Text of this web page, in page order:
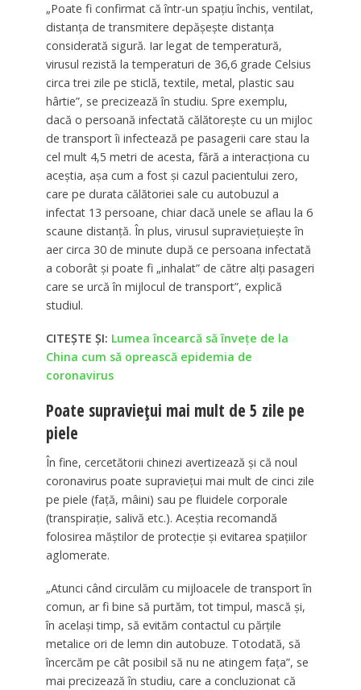
„Poate fi confirmat că într-un spaţiu închis, ventilat,
distanţa de transmitere depăşeşte distanţa
considerată sigură. Iar legat de temperatură,
virusul rezistă la temperaturi de 36,6 grade Celsius
circa trei zile pe sticlă, textile, metal, plastic sau
hârtie”, se precizează în studiu. Spre exemplu,
dacă o persoană infectată călătoreşte cu un mijloc
de transport îi infectează pe pasagerii care stau la
cel mult 4,5 metri de acesta, fără a interacţiona cu
aceştia, aşa cum a fost şi cazul pacientului zero,
care pe durata călătoriei sale cu autobuzul a
infectat 13 persoane, chiar dacă unele se aflau la 6
scaune distanţă. În plus, virusul supravieţuieşte în
aer circa 30 de minute după ce persoana infectată
a coborât şi poate fi „inhalat” de către alţi pasageri
care se urcă în mijlocul de transport”, explică
studiul.
CITEȘTE ȘI: Lumea încearcă să învețe de la
China cum să oprească epidemia de
coronavirus
Poate supraviețui mai mult de 5 zile pe
piele
În fine, cercetătorii chinezi avertizează şi că noul
coronavirus poate supravieţui mai mult de cinci zile
pe piele (faţă, mâini) sau pe fluidele corporale
(transpiraţie, salivă etc.). Aceştia recomandă
folosirea măştilor de protecţie şi evitarea spaţiilor
aglomerate.
„Atunci când circulăm cu mijloacele de transport în
comun, ar fi bine să purtăm, tot timpul, mască şi,
în acelaşi timp, să evităm contactul cu părţile
metalice ori de lemn din autobuze. Totodată, să
încercăm pe cât posibil să nu ne atingem faţa”, se
mai precizează în studiu, care a concluzionat că